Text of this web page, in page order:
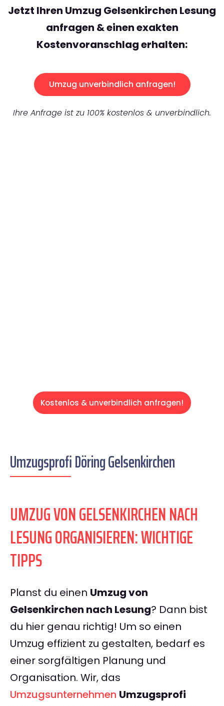
Jetzt Ihren Umzug Gelsenkirchen Lesung
anfragen & einen exakten
Kostenvoranschlag erhalten:
Umzug unverbindlich anfragen!
Ihre Anfrage ist zu 100% kostenlos & unverbindlich.
Kostenlos & unverbindlich anfragen!
Umzugsprofi Döring Gelsenkirchen
UMZUG VON GELSENKIRCHEN NACH
LESUNG ORGANISIEREN: WICHTIGE
TIPPS
Planst du einen Umzug von
Gelsenkirchen nach Lesung? Dann bist
du hier genau richtig! Um so einen
Umzug effizient zu gestalten, bedarf es
einer sorgfältigen Planung und
Organisation. Wir, das
Umzugsunternehmen Umzugsprofi